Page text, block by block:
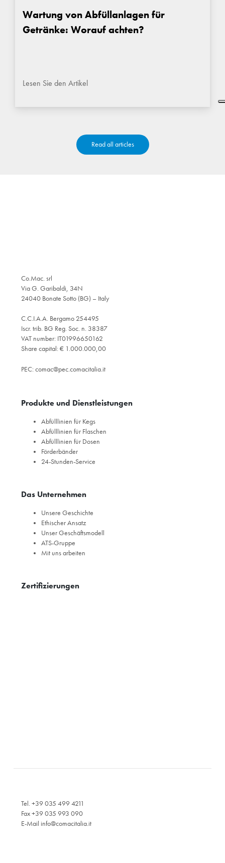
Wartung von Abfüllanlagen für
Getränke: Worauf achten?
Lesen Sie den Artikel
Read all articles
Co.Mac. srl
Via G. Garibaldi, 34N
24040 Bonate Sotto (BG) – Italy
C.C.I.A.A. Bergamo 254495
Iscr. trib. BG Reg. Soc. n. 38387
VAT number: IT01996650162
Share capital: € 1.000.000,00
PEC: comac@pec.comacitalia.it
Produkte und Dienstleistungen
Abfülllinien für Kegs
Abfülllinien für Flaschen
Abfülllinien für Dosen
Förderbänder
24-Stunden-Service
Das Unternehmen
Unsere Geschichte
Ethischer Ansatz
Unser Geschäftsmodell
ATS-Gruppe
Mit uns arbeiten
Zertifizierungen
Tel. +39 035 499 4211
Fax +39 035 993 090
E-Mail info@comacitalia.it